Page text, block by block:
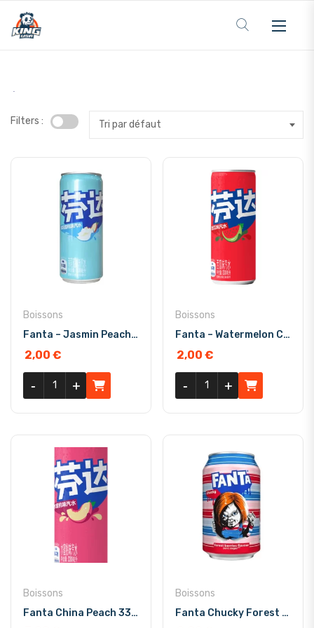
Filters : Tri par défaut
Boissons
Fanta – Jasmin Peach China 330ml
2,00 €
quantité de Fanta - Jasmin Peach China 330ml
+
- +
-
Boissons
Fanta – Watermelon China 330ml
2,00€
quantité de Fanta -
+
- +
-
Boissons
Fanta China Peach 330 ml
Boissons
Fanta Chucky Forest Berries